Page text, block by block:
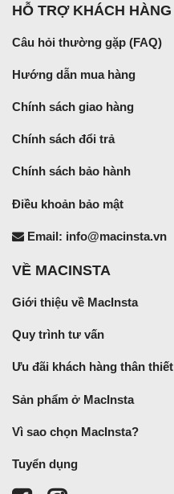
HỖ TRỢ KHÁCH HÀNG
Câu hỏi thường gặp (FAQ)
Hướng dẫn mua hàng
Chính sách giao hàng
Chính sách đổi trả
Chính sách bảo hành
Điều khoản bảo mật
Email: info@macinsta.vn
VỀ MACINSTA
Giới thiệu về MacInsta
Quy trình tư vấn
Ưu đãi khách hàng thân thiết
Sản phẩm ở MacInsta
Vì sao chọn MacInsta?
Tuyển dụng